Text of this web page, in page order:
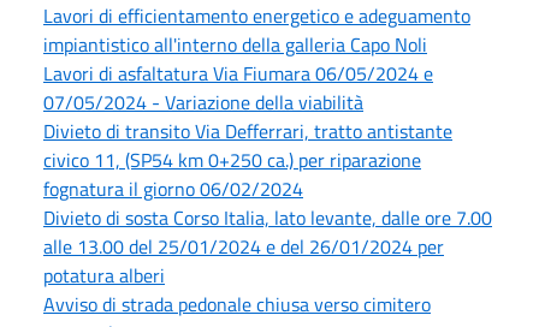
Lavori di efficientamento energetico e adeguamento
impiantistico all'interno della galleria Capo Noli
Lavori di asfaltatura Via Fiumara 06/05/2024 e
07/05/2024 - Variazione della viabilità
Divieto di transito Via Defferrari, tratto antistante
civico 11, (SP54 km 0+250 ca.) per riparazione
fognatura il giorno 06/02/2024
Divieto di sosta Corso Italia, lato levante, dalle ore 7.00
alle 13.00 del 25/01/2024 e del 26/01/2024 per
potatura alberi
Avviso di strada pedonale chiusa verso cimitero